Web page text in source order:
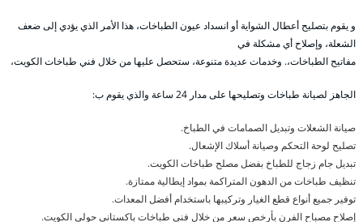
و يقوم بتصليح أعطال الشواية أو انسداد عيون الطباخات، هذا الأمر الذي يؤدي إلى ضعف
الشعلة، وإصلاح أي مشكلة في
مفاتيح الطباخات،. وخدمات عديدة متنوعة، ستحصل عليها من خلال فني طباخات الكويت،
الجاهز لصيانة طباخات وتصليحها على مدار 24 ساعة والذي يقوم ب:
صيانة الشعلات وتبديل الصمامات في الطباخ.
تصليح لوحة التحكم وصيانة أسلاك الإشعال.
تبديل جام زجاج للطباخ بفضل مصلح طباخات الكويت.
تنظيف طباخات من الدهون المتراكمة بمواد إيطالية ممتازة.
توفير جميع أنواع قطع الغيار وتركيبها باستخدام أفضل المعدات.
إصلاح مصباح الفرن بأرخص سعر من خلال فني طباخات باكستاني حولي الكويت.